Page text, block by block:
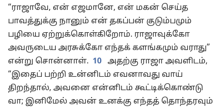
“ராஜாவே, என் எஜமானே, என் மகன் செய்த
பாவத்துக்கு நானும் என் தகப்பன் குடும்பமும்
பழியை ஏற்றுக்கொள்கிறோம். ராஜாவுக்கோ
அவருடைய அரசுக்கோ எந்தக் களங்கமும் வராது”
என்று சொன்னாள். 10 அதற்கு ராஜா அவளிடம்,
“இதைப் பற்றி உன்னிடம் எவனாவது வாய்
திறந்தால், அவனை என்னிடம் கூட்டிக்கொண்டு
வா; இனிமேல் அவன் உனக்கு எந்தத் தொந்தரவும்